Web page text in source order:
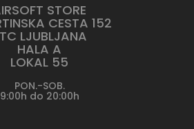
STORE
CESTA 152
LJUBLJANA
HALA A
LOKAL 55
PON.-SOB.
9:00h do 20:00h